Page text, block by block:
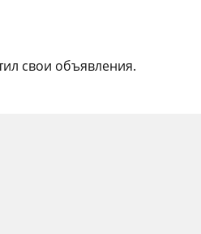
свои объявления.